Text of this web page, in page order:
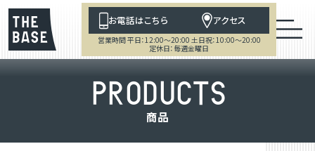
お電話はこちら アクセス
営業時間 平日：12:00～20:00 土日祝：10:00～20:00
定休日：毎週金曜日
PRODUCTS
商品